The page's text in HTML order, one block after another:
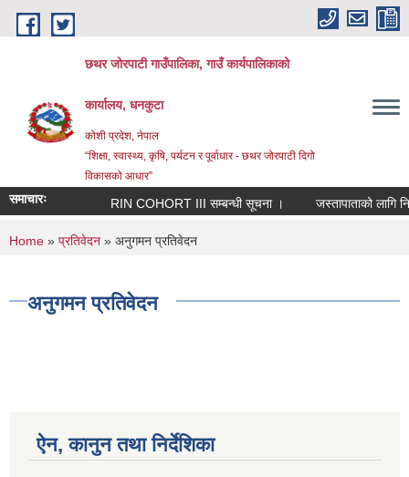
Skip to main content
छथर जोरपाटी गाउँपालिका, गाउँ कार्यपालिकाको
कार्यालय, धनकुटा
कोशी प्रदेश, नेपाल
“शिक्षा, स्वास्थ्य, कृषि, पर्यटन र पूर्वाधार - छथर जोरपाटी दिगो
विकासको आधार”
समाचारः RIN COHORT III सम्बन्धी सूचना । जस्तापाताको लागि
You are here
Home » प्रतिवेदन » अनुगमन प्रतिवेदन
अनुगमन प्रतिवेदन
ऐन, कानुन तथा निर्देशिका